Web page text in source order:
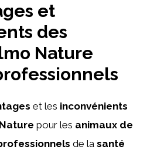
et
des
Nature
et les inconvénients
pour les animaux de
de la santé